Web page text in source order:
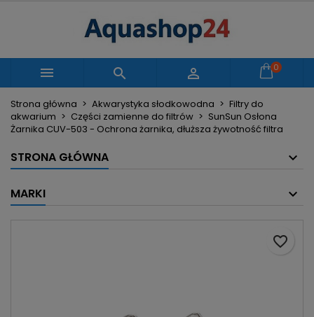
   0
Strona główna Akwarystyka słodkowodna
Filtry do
akwarium
Części zamienne do filtrów
SunSun Osłona
Żarnika CUV-503 - Ochrona żarnika, dłuższa żywotność filtra
STRONA GŁÓWNA
MARKI
favorite_border
Moje listy życzeń
add_circle_outline Utwórz nową listę
Utwórz listę życzeń
Nazwa listy życzeń
Utwórz listę życzeń
Zaloguj się
Musisz być zalogowany by zapisać produkty na
swojej liście życzeń.
Anuluj Zaloguj się